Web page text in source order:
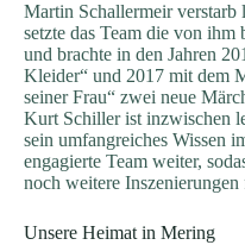
Martin Schallermeir verstarb
setzte das Team die von
und brachte in den Jahren
Kleider“ und 2017 mit dem
seiner Frau“ zwei neue
Kurt Schiller ist inzwischen
sein umfangreiches Wissen
engagierte Team weiter,
noch weitere
Unsere Heimat in Mering